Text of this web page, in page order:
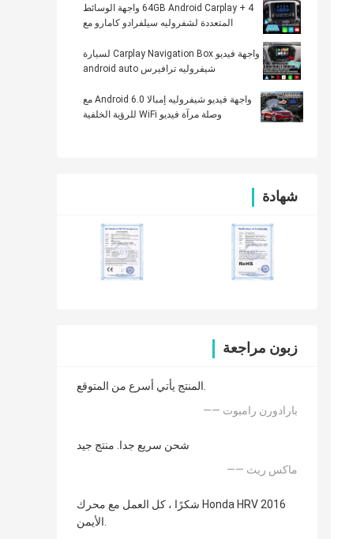
4 + 64GB Android Carplay واجهة الوسائط
المتعددة لشفروليه سيلفرادو كامارو مع
واجهة فيديو Carplay Navigation Box لسيارة
شيفروليه ترافيرس android auto
واجهة فيديو شيفروليه إمبالا Android 6.0 مع
وصلة مرآة فيديو WiFi للرؤية الخلفية
شهادة
زبون مراجعة
المنتج يأتي أسرع من المتوقع.
—— بارادورن رامبوت
شحن سريع جدا. منتج جيد
—— ماكس ريث
شكرًا ، كل العمل مع محرك Honda HRV 2016
الأيمن.